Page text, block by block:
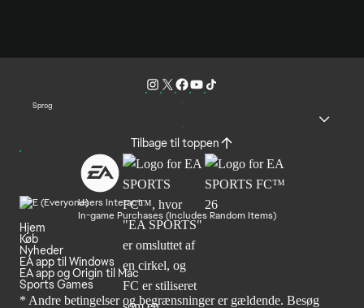
Sprog
Tilbage til toppen
Users Interact
In-game Purchases (Includes Random Items)
Hjem
Køb
Nyheder
EA app til Windows
EA app og Origin til Mac
Sports Games
* Andre betingelser og begrænsninger er gældende. Besøg